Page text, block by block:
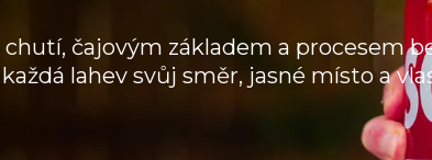
čajovým základem a procesem
lahev svůj směr, jasné místo a